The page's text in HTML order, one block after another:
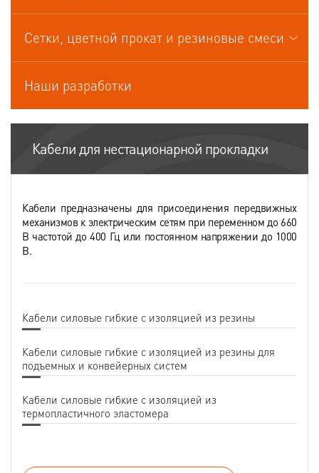
Сетки, цветной прокат и резиновые смеси
Наши разработки
Кабели для нестационарной прокладки
Кабели предназначены для присоединения передвижных
механизмов к электрическим сетям при переменном до 660
В частотой до 400 Гц или постоянном напряжении до 1000
В.
Кабели силовые гибкие с изоляцией из резины
Кабели силовые гибкие с изоляцией из резины для
подъемных и конвейерных систем
Кабели силовые гибкие с изоляцией из
термопластичного эластомера